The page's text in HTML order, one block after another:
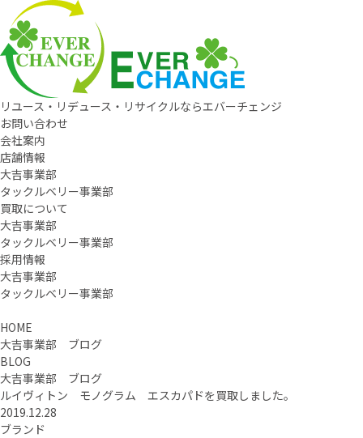
リユース・リデュース・リサイクルならエバーチェンジ
お問い合わせ
会社案内
店舗情報
大吉事業部
タックルベリー事業部
買取について
大吉事業部
タックルベリー事業部
採用情報
大吉事業部
タックルベリー事業部
HOME
大吉事業部 ブログ
BLOG
大吉事業部 ブログ
ルイヴィトン モノグラム エスカパドを買取しました。
2019.12.28
ブランド